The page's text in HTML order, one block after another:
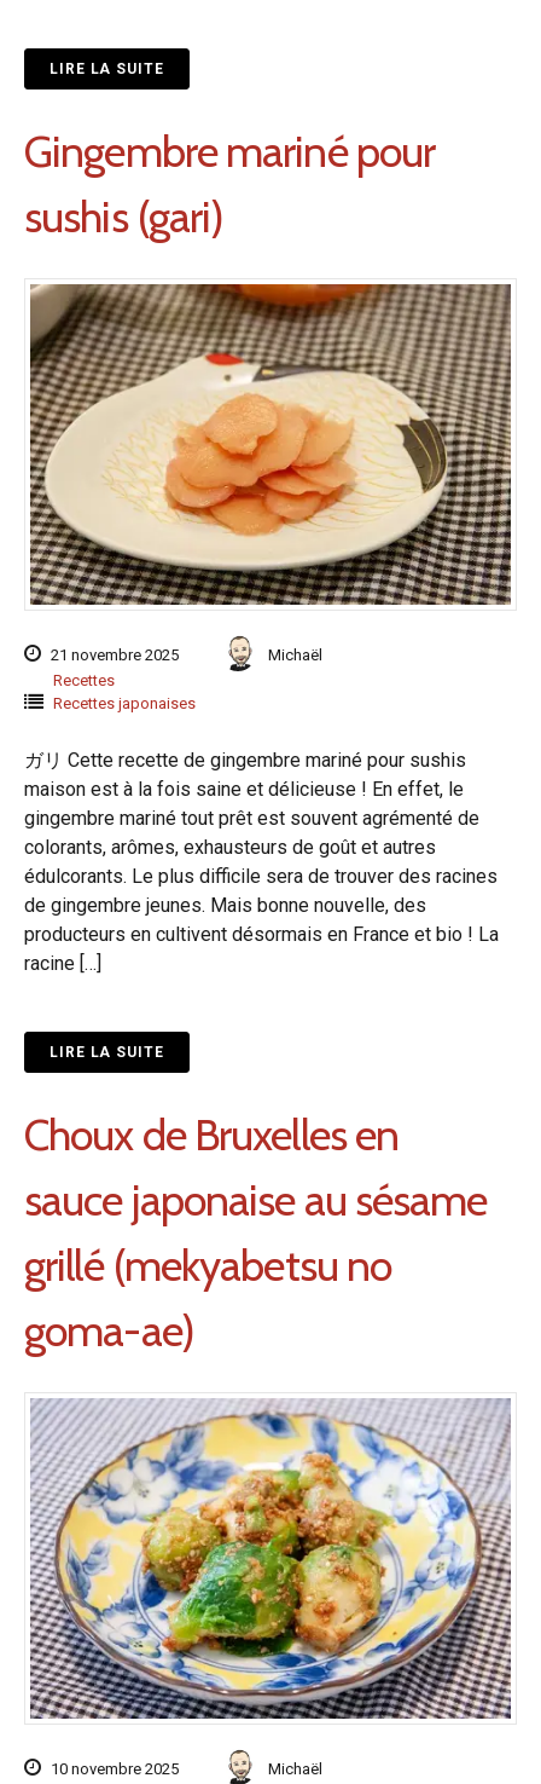
LIRE LA SUITE
Gingembre mariné pour
sushis (gari)
21 novembre 2025
Michaël
Recettes
Recettes japonaises
ガリ Cette recette de gingembre mariné pour sushis
maison est à la fois saine et délicieuse ! En effet, le
gingembre mariné tout prêt est souvent agrémenté de
colorants, arômes, exhausteurs de goût et autres
édulcorants. Le plus difficile sera de trouver des racines
de gingembre jeunes. Mais bonne nouvelle, des
producteurs en cultivent désormais en France et bio ! La
racine […]
LIRE LA SUITE
Choux de Bruxelles en
sauce japonaise au sésame
grillé (mekyabetsu no
goma-ae)
10 novembre 2025
Michaël